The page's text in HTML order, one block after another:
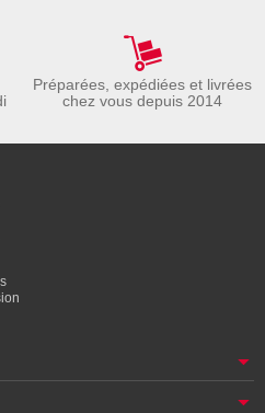
Préparées, expédiées et livrées
chez vous depuis 2014